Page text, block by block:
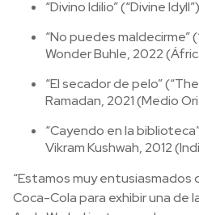
“Divino Idilio” (“Divine
“No puedes maldecirme”
Wonder Buhle, 2022
“El secador de pelo”
Ramadan, 2021 (Medio
“Cayendo en la
Vikram Kushwah, 2012
“Estamos muy entusiasmados
Coca-Cola para exhibir una de